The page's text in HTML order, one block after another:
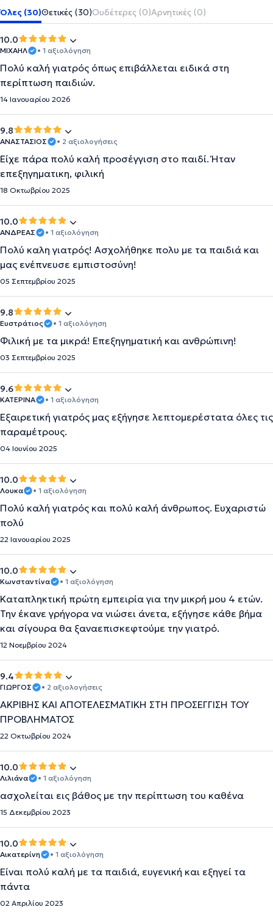
Όλες (30)Θετικές (30)Ουδέτερες (0)Αρνητικές (0)
10.0
ΜΙΧΑΗΛ • 1 αξιολόγηση
Πολύ καλή γιατρός όπως επιβάλλεται ειδικά στη
περίπτωση παιδιών.
14 Ιανουαρίου 2026
9.8
ΑΝΑΣΤΑΣΙΟΣ • 2 αξιολογήσεις
Είχε πάρα πολύ καλή προσέγγιση στο παιδί. Ήταν
επεξηγηματικη, φιλική
18 Οκτωβρίου 2025
10.0
ΑΝΔΡΕΑΣ • 1 αξιολόγηση
Πολύ καλη γιατρός! Ασχολήθηκε πολυ με τα παιδιά και
μας ενέπνευσε εμπιστοσύνη!
05 Σεπτεμβρίου 2025
9.8
Ευστράτιος • 1 αξιολόγηση
Φιλική με τα μικρά! Επεξηγηματική και ανθρώπινη!
03 Σεπτεμβρίου 2025
9.6
ΚΑΤΕΡΙΝΑ • 1 αξιολόγηση
Εξαιρετική γιατρός μας εξήγησε λεπτομερέστατα όλες τις
παραμέτρους.
04 Ιουνίου 2025
10.0
Λουκα • 1 αξιολόγηση
Πολύ καλή γιατρός και πολύ καλή άνθρωπος. Ευχαριστώ
πολύ
22 Ιανουαρίου 2025
10.0
Κωνσταντίνα • 1 αξιολόγηση
Καταπληκτική πρώτη εμπειρία για την μικρή μου 4 ετών.
Την έκανε γρήγορα να νιώσει άνετα, εξήγησε κάθε βήμα
και σίγουρα θα ξαναεπισκεφτούμε την γιατρό.
12 Νοεμβρίου 2024
9.4
ΓΙΩΡΓΟΣ • 2 αξιολογήσεις
ΑΚΡΙΒΗΣ ΚΑΙ ΑΠΟΤΕΛΕΣΜΑΤΙΚΗ ΣΤΗ ΠΡΟΣΕΓΓΙΣΗ ΤΟΥ
ΠΡΟΒΛΗΜΑΤΟΣ
22 Οκτωβρίου 2024
10.0
Λιλιάνα • 1 αξιολόγηση
ασχολείται εις βάθος με την περίπτωση του καθένα
15 Δεκεμβρίου 2023
10.0
Αικατερίνη • 1 αξιολόγηση
Είναι πολύ καλή με τα παιδιά, ευγενική και εξηγεί τα
πάντα
02 Απριλίου 2023